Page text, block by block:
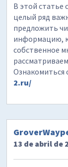
В этой
целый ряд
предложить
информацию,
собственное
Ознакомиться
2.ru/
13 de abril de